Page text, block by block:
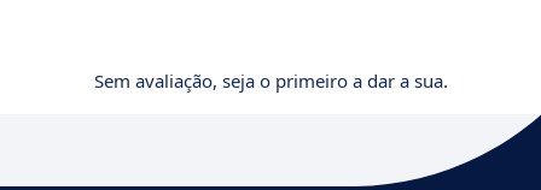
Sem avaliação, seja o primeiro a dar a sua.